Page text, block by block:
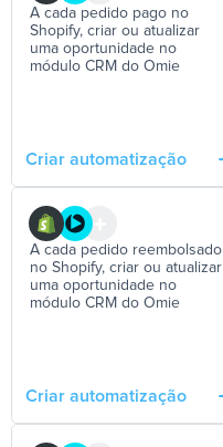
A cada pedido pago no
Shopify, criar ou atualizar
uma oportunidade no
módulo CRM do Omie
Criar automatização
A cada pedido reembolsado
no Shopify, criar ou atualizar
uma oportunidade no
módulo CRM do Omie
Criar automatização